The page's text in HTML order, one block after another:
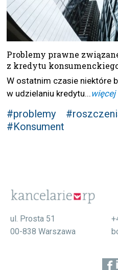
Problemy prawne
z kredytu
W ostatnim czasie niektóre
w udzielaniu kredytu...więcej
#problemy
#Konsument
ul. Prosta 51
00-838 Warszawa